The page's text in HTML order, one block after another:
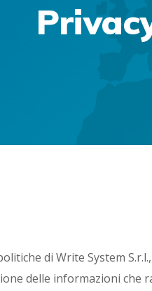
di Write System
delle informazioni